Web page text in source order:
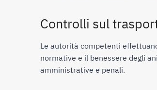
Controlli sul
Le autorità competenti
normative e il benessere degli
amministrative e penali.